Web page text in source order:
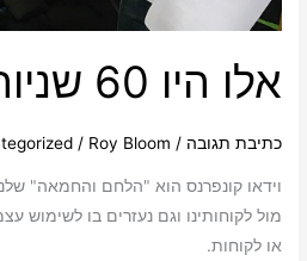
אלו היו 60 שניות על…
כתיבת תגובה /
/ Roy Bloom
וידאו קונפרנס הוא "הלחם והחמאה"
מול לקוחותינו וגם נעזרים בו לשימוש
או לקוחות.